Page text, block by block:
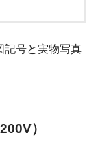
記号と実物写真
）